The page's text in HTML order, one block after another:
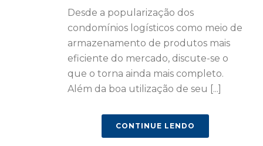
Desde a popularização dos
condomínios logísticos como meio de
armazenamento de produtos mais
eficiente do mercado, discute-se o
que o torna ainda mais completo.
Além da boa utilização de seu [...]
CONTINUE LENDO